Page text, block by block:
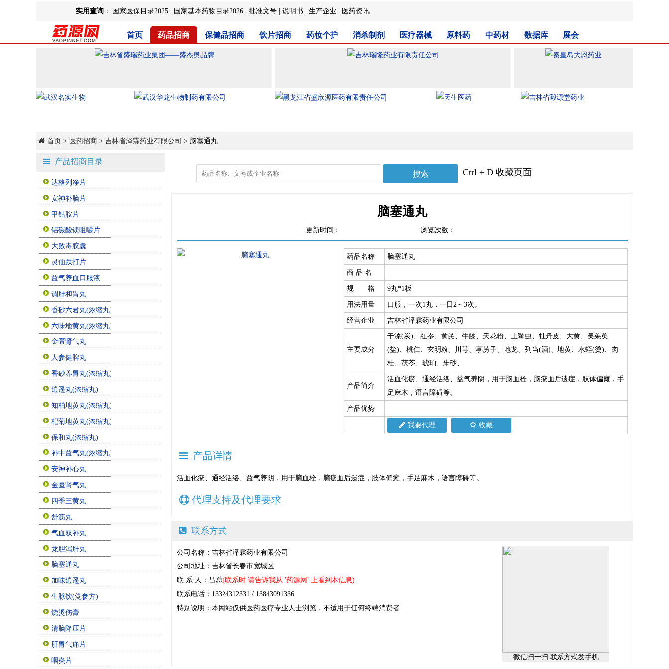
实用查询 ： 国家医保目录2025 国家基本药物目录2026 批准文号 说明书 生产企业 医药资讯
首页 药品招商 保健品招商 饮片招商 药妆个护 消杀制剂 医疗器械 原料药 中药材 数据库 展会
首页 > 医药招商 > 吉林省泽霖药业有限公司 > 脑塞通丸
产品招商目录
达格列净片
安神补脑片
甲钴胺片
铝碳酸镁咀嚼片
大败毒胶囊
灵仙跌打片
益气养血口服液
调肝和胃丸
香砂六君丸(浓缩丸)
六味地黄丸(浓缩丸)
金匮肾气丸
人参健脾丸
香砂养胃丸(浓缩丸)
逍遥丸(浓缩丸)
知柏地黄丸(浓缩丸)
杞菊地黄丸(浓缩丸)
保和丸(浓缩丸)
补中益气丸(浓缩丸)
安神补心丸
金匮肾气丸
四季三黄丸
舒筋丸
气血双补丸
龙胆泻肝丸
脑塞通丸
加味逍遥丸
生脉饮(党参方)
烧烫伤膏
清脑降压片
肝胃气痛片
咽炎片
Ctrl + D 收藏页面
脑塞通丸
更新时间： 浏览次数：
药品名称 脑塞通丸
商 品 名
规 格 9丸*1板
用法用量 口服，一次1丸，一日2～3次。
经营企业 吉林省泽霖药业有限公司
主要成分
干漆(炭)、红参、黄芪、牛膝、天花粉、土鳖虫、牡丹皮、大黄、吴茱萸
(盐)、桃仁、玄明粉、川芎、葶苈子、地龙、列当(酒)、地黄、水蛭(烫)、肉
桂、茯苓、琥珀、朱砂、
产品简介
活血化瘀、通经活络、益气养阴，用于脑血栓，脑瘀血后遗症，肢体偏瘫，手
足麻木，语言障碍等。
产品优势
我要代理 收藏
产品详情
活血化瘀、通经活络、益气养阴，用于脑血栓，脑瘀血后遗症，肢体偏瘫，手足麻木，语言障碍等。
代理支持及代理要求
联系方式
公司名称：吉林省泽霖药业有限公司
公司地址：吉林省长春市宽城区
联 系 人：吕总(联系时 请告诉我从 '药源网' 上看到本信息)
联系电话：13324312331 / 13843091336
特别说明：本网站仅供医药医疗专业人士浏览，不适用于任何终端消费者
微信扫一扫 联系方式发手机